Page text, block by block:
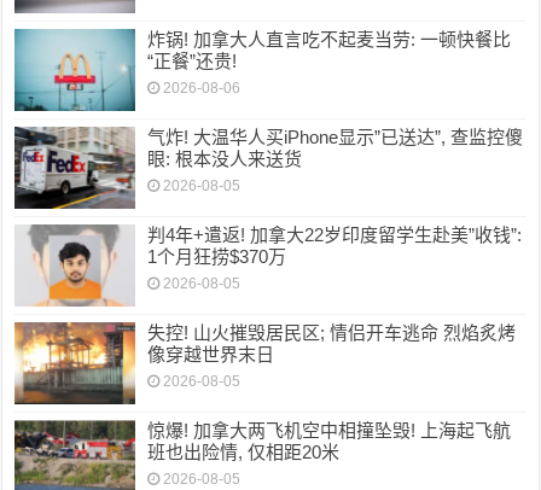
炸锅! 加拿大人直言吃不起麦当劳: 一顿快餐比
“正餐”还贵!
2026-08-06
气炸! 大温华人买iPhone显示”已送达”, 查监控傻
眼: 根本没人来送货
2026-08-05
判4年+遣返! 加拿大22岁印度留学生赴美”收钱”:
1个月狂捞$370万
2026-08-05
失控! 山火摧毁居民区; 情侣开车逃命 烈焰炙烤
像穿越世界末日
2026-08-05
惊爆! 加拿大两飞机空中相撞坠毁! 上海起飞航
班也出险情, 仅相距20米
2026-08-05